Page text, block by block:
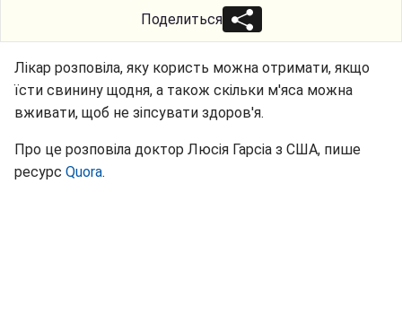
Поделиться
Лікар розповіла, яку користь можна отримати, якщо
їсти свинину щодня, а також скільки м'яса можна
вживати, щоб не зіпсувати здоров'я.
Про це розповіла доктор Люсія Гарсіа з США, пише
ресурс Quora.